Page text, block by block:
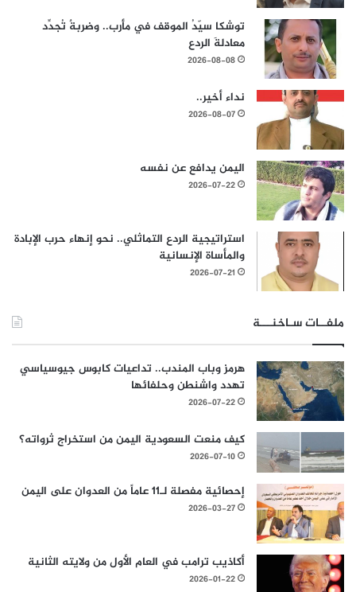
توشكا سيّدُ الموقف في مأرب.. وضربةٌ تُجدِّد
معادلةَ الردع
2026-08-08
نداء أخير..
2026-08-07
اليمن يدافع عن نفسه
2026-07-22
استراتيجية الردع التماثلي.. نحو إنهاء حرب الإبادة
والمأساة الإنسانية
2026-07-21
ملفــات سـاخنـــة
هرمز وباب المندب.. تداعيات كابوس جيوسياسي
تهدد واشنطن وحلفائها
2026-07-22
كيف منعت السعودية اليمن من استخراج ثرواته؟
2026-07-10
إحصائية مفصلة لـ11 عاماً من العدوان على اليمن
2026-03-27
أكاذيب ترامب في العام الأول من ولايته الثانية
2026-01-22